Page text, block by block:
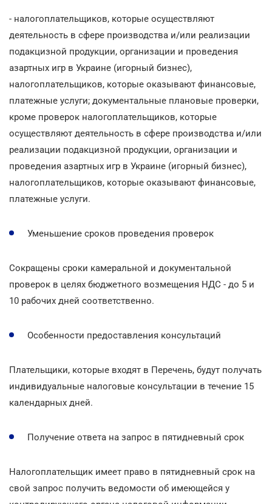
- налогоплательщиков, которые осуществляют
деятельность в сфере производства и/или реализации
подакцизной продукции, организации и проведения
азартных игр в Украине (игорный бизнес),
налогоплательщиков, которые оказывают финансовые,
платежные услуги; документальные плановые проверки,
кроме проверок налогоплательщиков, которые
осуществляют деятельность в сфере производства и/или
реализации подакцизной продукции, организации и
проведения азартных игр в Украине (игорный бизнес),
налогоплательщиков, которые оказывают финансовые,
платежные услуги.
Уменьшение сроков проведения проверок
Сокращены сроки камеральной и документальной
проверок в целях бюджетного возмещения НДС - до 5 и
10 рабочих дней соответственно.
Особенности предоставления консультаций
Плательщики, которые входят в Перечень, будут получать
индивидуальные налоговые консультации в течение 15
календарных дней.
Получение ответа на запрос в пятидневный срок
Налогоплательщик имеет право в пятидневный срок на
свой запрос получить ведомости об имеющейся у